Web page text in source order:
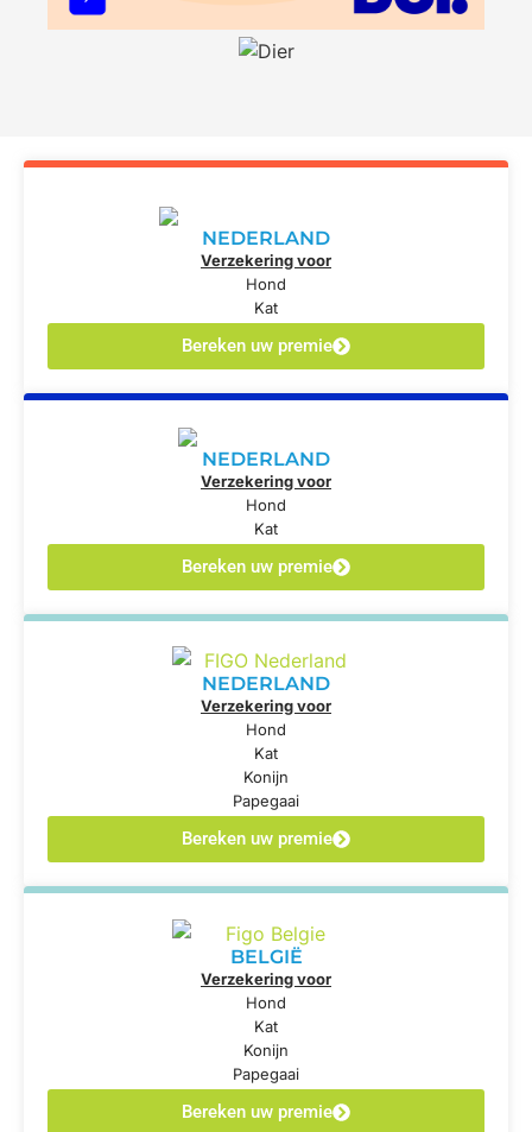
NEDERLAND
Verzekering voor
Hond
Kat
Bereken uw premie
NEDERLAND
Verzekering voor
Hond
Kat
Bereken uw premie
NEDERLAND
Verzekering voor
Hond
Kat
Konijn
Papegaai
Bereken uw premie
BELGIË
Verzekering voor
Hond
Kat
Konijn
Papegaai
Bereken uw premie